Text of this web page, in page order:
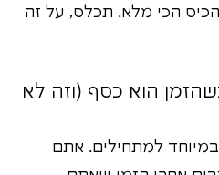
הכי מלא. תכלס, על זה
הוא כסף (וזה לא
במיוחד למתחילים. אתם